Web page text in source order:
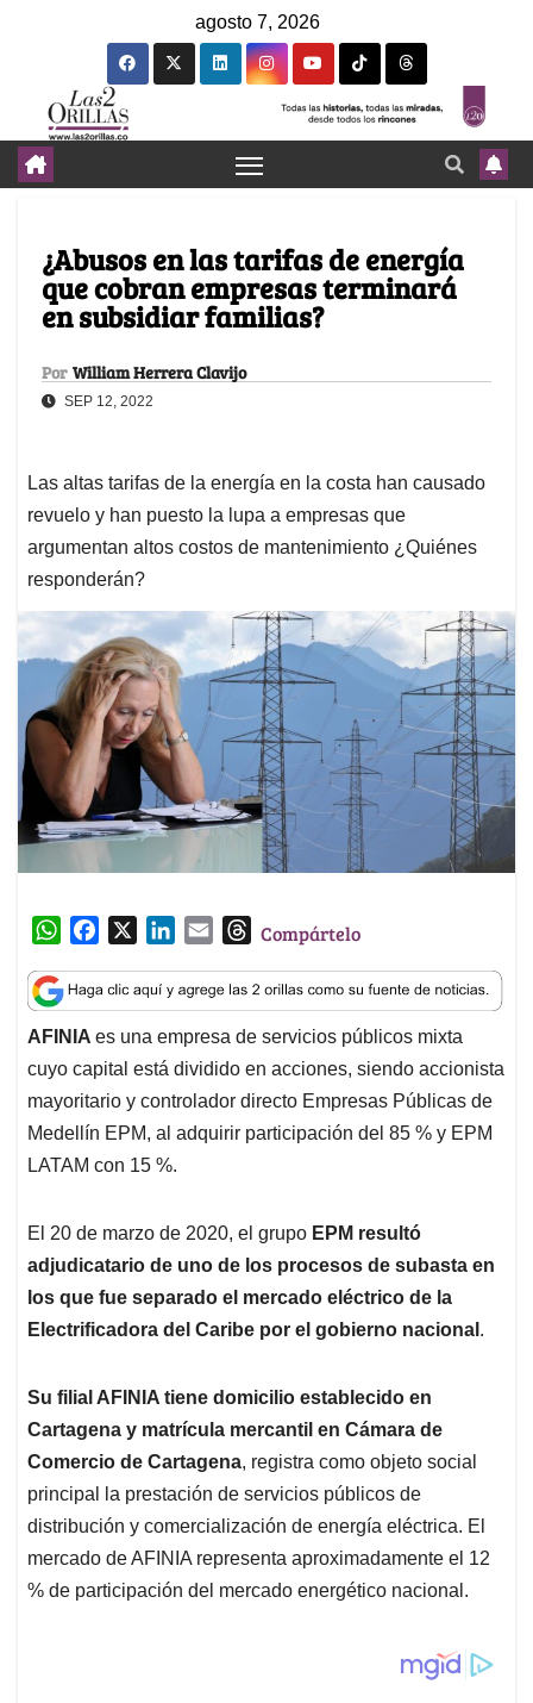
agosto 7, 2026
¿Abusos en las tarifas de energía
que cobran empresas terminará
en subsidiar familias?
Por William Herrera Clavijo
SEP 12, 2022
Las altas tarifas de la energía en la costa han causado
revuelo y han puesto la lupa a empresas que
argumentan altos costos de mantenimiento ¿Quiénes
responderán?
W
a
t
s
A
p
p
c
e
b
o
o
k
n
k
e
d
I
n
a
i
l
T
r
e
a
d
s
Compártelo
AFINIA es una empresa de servicios públicos mixta
cuyo capital está dividido en acciones, siendo accionista
mayoritario y controlador directo Empresas Públicas de
Medellín EPM, al adquirir participación del 85 % y EPM
LATAM con 15 %.
El 20 de marzo de 2020, el grupo EPM resultó
adjudicatario de uno de los procesos de subasta en
los que fue separado el mercado eléctrico de la
Electrificadora del Caribe por el gobierno nacional .
Su filial AFINIA tiene domicilio establecido en
Cartagena y matrícula mercantil en Cámara de
Comercio de Cartagena, registra como objeto social
principal la prestación de servicios públicos de
distribución y comercialización de energía eléctrica. El
mercado de AFINIA representa aproximadamente el 12
% de participación del mercado energético nacional.